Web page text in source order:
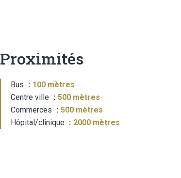
Proximités
Bus
100 mètres
Centre ville
500 mètres
Commerces
500 mètres
Hôpital/clinique
2000 mètres